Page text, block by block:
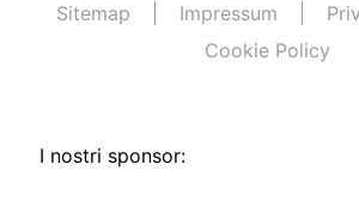
Sitemap Impressum
Cookie Policy
I nostri sponsor: